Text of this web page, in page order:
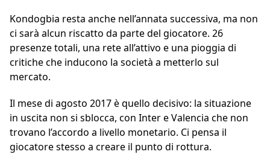
Kondogbia resta anche nell’annata successiva, ma non
ci sarà alcun riscatto da parte del giocatore. 26
presenze totali, una rete all’attivo e una pioggia di
critiche che inducono la società a metterlo sul
mercato.
Il mese di agosto 2017 è quello decisivo: la situazione
in uscita non si sblocca, con Inter e Valencia che non
trovano l’accordo a livello monetario. Ci pensa il
giocatore stesso a creare il punto di rottura.